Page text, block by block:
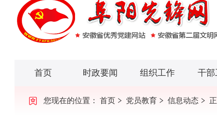
首页 时政要闻 组织工作 干部
您现在的位置： 首页 党员教育 信息动态